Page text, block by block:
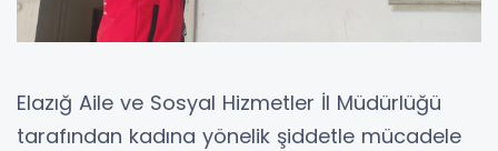
Elazığ Aile ve Sosyal Hizmetler İl Müdürlüğü
tarafından kadına yönelik şiddetle mücadele